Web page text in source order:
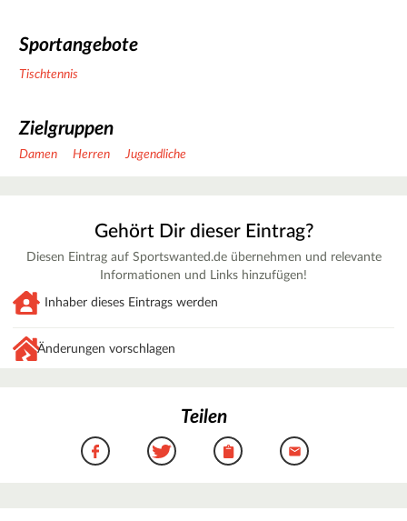
Sportangebote
Tischtennis
Zielgruppen
Damen Herren Jugendliche
Gehört Dir dieser Eintrag?
Diesen Eintrag auf Sportswanted.de übernehmen und relevante
Informationen und Links hinzufügen!
Inhaber dieses Eintrags werden
Änderungen vorschlagen
Teilen